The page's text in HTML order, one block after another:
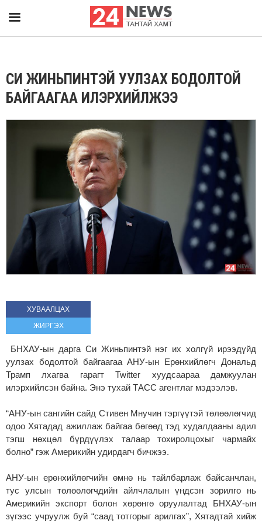
СИ ЖИНЬПИНТЭЙ УУЛЗАХ БОДОЛТОЙ
БАЙГААГАА ИЛЭРХИЙЛЖЭЭ
ХУВААЛЦАХ
ЖИРГЭХ
БНХАУ-ын дарга Си Жиньпинтэй нэг их холгүй ирээдүйд
уулзах бодолтой байгаагаа АНУ-ын Ерөнхийлөгч Дональд
Трамп лхагва гарагтTwitter хуудсаараа дамжуулан
илэрхийлсэн байна. Энэ тухай ТАСС агентлаг мэдээлэв.
“АНУ-ын сангийн сайд Стивен Мнучин тэргүүтэй төлөөлөгчид
одоо Хятадад ажиллаж байгаа бөгөөд тэд худалдааны адил
тэгш нөхцөл бүрдүүлэх талаар тохиролцохыг чармайх
болно” гэж Америкийн удирдагч бичжээ.
АНУ-ын ерөнхийлөгчийн өмнө нь тайлбарлаж байсанчлан,
тус улсын төлөөлөгчдийн айлчлалын үндсэн зорилго нь
Америкийн экспорт болон хөрөнгө оруулалтад БНХАУ-ын
зүгээс учруулж буй “саад тотгорыг арилгах”, Хятадтай хийж